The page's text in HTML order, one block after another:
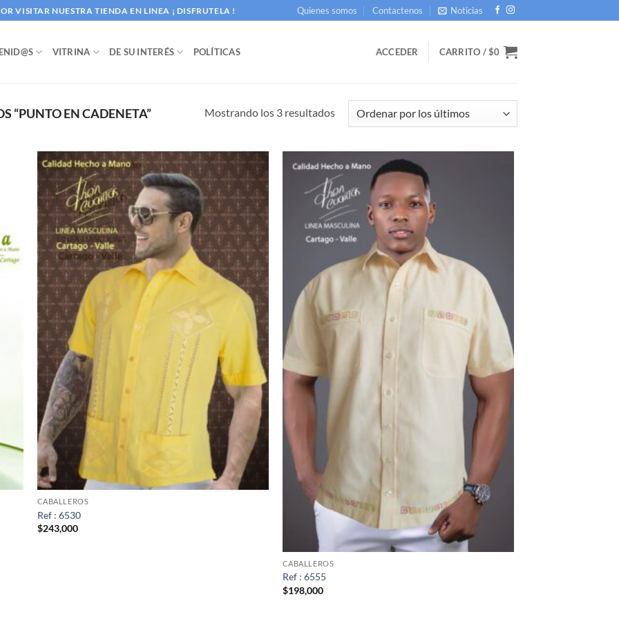
VISITAR NUESTRA TIENDA EN LINEA ¡ DISFRUTELA ! Quienes somos Contactenos Noticias
VITRINA DE SU INTERÉS POLÍTICAS ACCEDER CARRITO /$0
“PUNTO EN CADENETA” Mostrando los 3 resultadosOrdenado
por
últimos
CABALLEROS
Ref : 6530
$243,000
CABALLEROS
Ref : 6555
$198,000